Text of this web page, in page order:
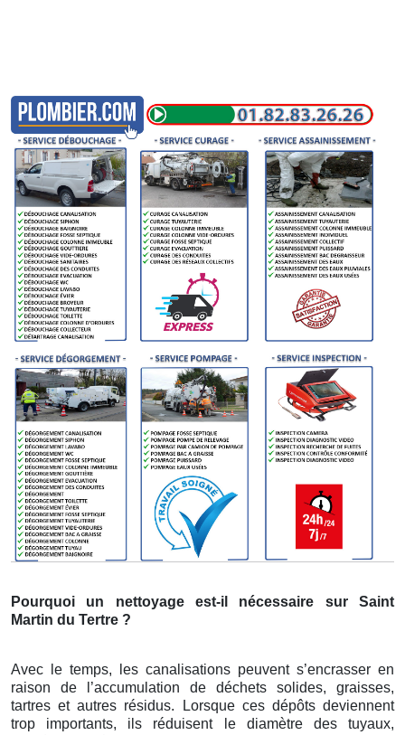
Pourquoi un nettoyage est-il nécessaire sur Saint
Martin du Tertre ?
Avec le temps, les canalisations peuvent s’encrasser en
raison de l’accumulation de déchets solides, graisses,
tartres et autres résidus. Lorsque ces dépôts deviennent
trop importants, ils réduisent le diamètre des tuyaux,